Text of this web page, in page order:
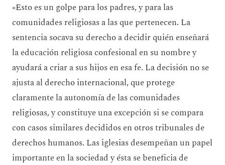
«Esto es un golpe para los padres, y para las
comunidades religiosas a las que pertenecen. La
sentencia socava su derecho a decidir quién enseñará
la educación religiosa confesional en su nombre y
ayudará a criar a sus hijos en esa fe. La decisión no se
ajusta al derecho internacional, que protege
claramente la autonomía de las comunidades
religiosas, y constituye una excepción si se compara
con casos similares decididos en otros tribunales de
derechos humanos. Las iglesias desempeñan un papel
importante en la sociedad y ésta se beneficia de